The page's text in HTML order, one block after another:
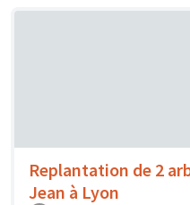
Replantation de 2
Jean à Lyon